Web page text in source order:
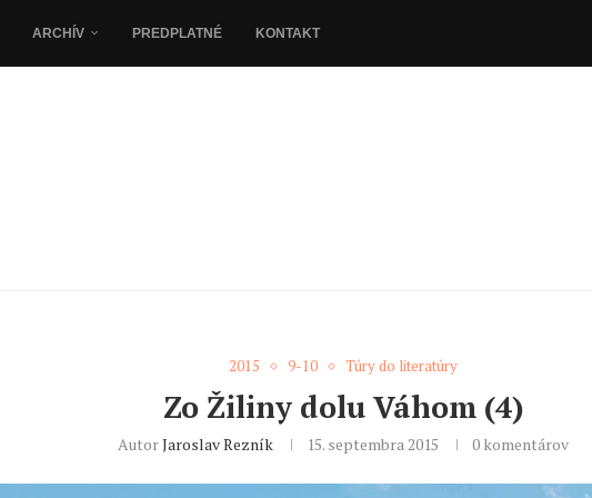
ARCHÍV PREDPLATNÉ KONTAKT
2015 9-10 Túry do literatúry
Zo Žiliny dolu Váhom (4)
AutorJaroslav Rezník 15. septembra 2015 0 komentárov